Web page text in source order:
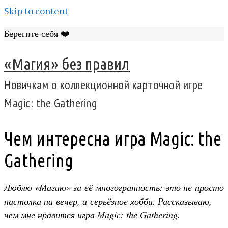
Skip to content
Берегите себя ❤️
«Магия» без правил
Новичкам о коллекционной карточной игре
Magic: the Gathering
Чем интересна игра Magic: the
Gathering
Люблю «Магию» за её многогранность: это не просто
настолка на вечер, а серьёзное хобби. Рассказываю,
чем мне нравится игра Magic: the Gathering.